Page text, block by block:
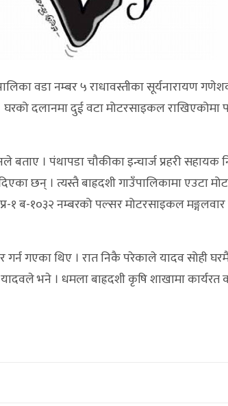
वडा नम्बर ५ राधावस्तीका सूर्यनारायण
दलानमा दुई वटा मोटरसाइकल राखिएकोमा
। पंथापडा चौकीका इन्चार्ज प्रहरी सहायक
छन् । त्यस्तै बाह्रदशी गाउँपालिकामा एउटा
ब-१०३२ नम्बरको पल्सर मोटरसाइकल मङ्गलवार
गएका थिए । रात निकै परेकाले यादव सोही
भने । धमला बाह्रदशी कृषि शाखामा कार्यरत